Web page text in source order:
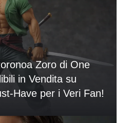
Zoro di One
in Vendita su
Have per i Veri Fan!